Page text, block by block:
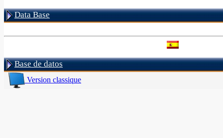
Data Base
Base de datos
Version classique